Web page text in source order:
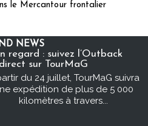
le Mercantour frontalier
NEWS
regard : suivez l’Outback
sur TourMaG
du 24 juillet, TourMaG suivra
expédition de plus de 5 000
kilomètres à travers...